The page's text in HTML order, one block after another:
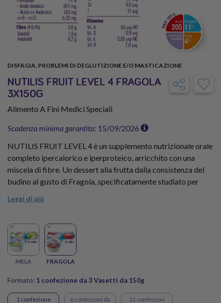
DISFAGIA, PROBLEMI DI DEGLUTIZIONE E/O MASTICAZIONE
NUTILIS FRUIT LEVEL 4 FRAGOLA
3X150G
Alimento A Fini Medici Speciali
Scadenza minima garantita: 15/09/2026
NUTILIS FRUIT LEVEL 4 è un supplemento nutrizionale orale
completo ipercalorico e iperproteico, arricchito con una
miscela di fibre. Un dessert alla frutta dalla consistenza del
budino al gusto di Fragola, specificatamente studiato per
masticazione.
NUTILIS FRUIT LEVEL 4 prova il gusto FRAGOLA nel
formato da 3 vasetti!
Leggi di più
MELA FRAGOLA
Formato: 1 confezione da 3 Vasetti da 150g
1 confezione
6 confezioni da
12 confezioni